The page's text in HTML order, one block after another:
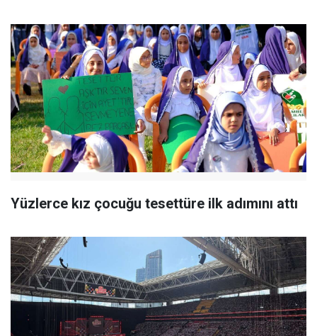
Yüzlerce kız çocuğu tesettüre ilk adımını attı